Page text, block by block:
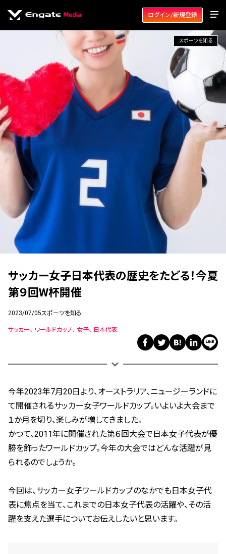
ログイン/新規登録
スポーツを知る
サッカー女子日本代表の歴史をたどる！今夏
第９回W杯開催
2023/07/05スポーツを知る
サッカー ワールドカップ 女子 日本代表
今年2023年7月20日より、オーストラリア、ニュージーランドに
て開催されるサッカー女子ワールドカップ。いよいよ大会まで
１か月を切り、楽しみが増してきました。
かつて、2011年に開催された第６回大会で日本女子代表が優
勝を飾ったワールドカップ。今年の大会ではどんな活躍が見
られるのでしょうか。
今回は、サッカー女子ワールドカップのなかでも日本女子代
表に焦点を当て、これまでの日本女子代表の活躍や、その活
躍を支えた選手についてお伝えしたいと思います。